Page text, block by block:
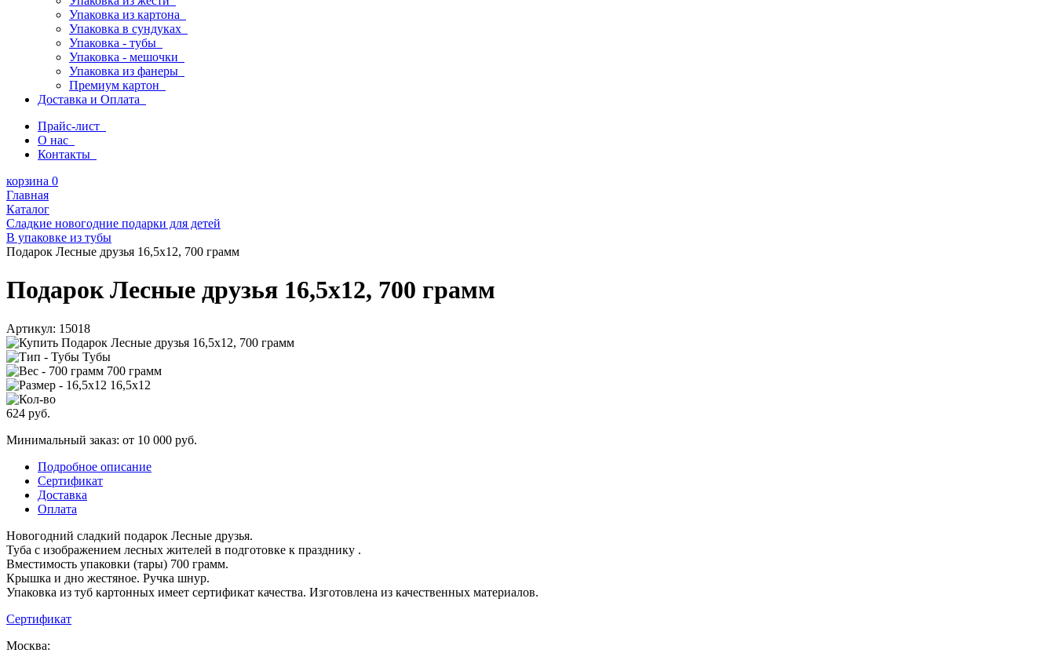
Упаковка из картона
Упаковка в сундуках
Упаковка - тубы
Упаковка - мешочки
Упаковка из фанеры
Премиум картон
Доставка и Оплата
Прайс-лист
О нас
Контакты
корзина 0
Главная
Каталог
Сладкие новогодние подарки для детей
В упаковке из тубы
Подарок Лесные друзья 16,5х12, 700 грамм
Подарок Лесные друзья 16,5х12, 700 грамм
Артикул: 15018
Тубы
700 грамм
16,5х12
624 руб.
Минимальный заказ: от 10 000 руб.
Подробное описание
Сертификат
Доставка
Оплата
Новогодний сладкий подарок Лесные друзья.
Туба с изображением лесных жителей в подготовке к празднику .
Вместимость упаковки (тары) 700 грамм.
Крышка и дно жестяное. Ручка шнур.
Упаковка из туб картонных имеет сертификат качества. Изготовлена из качественных материалов.
Сертификат
Москва: